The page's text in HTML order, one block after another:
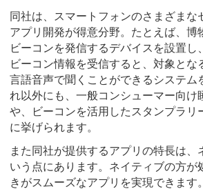
同社は、スマートフォンのさまざまな
アプリ開発が得意分野。たとえば、博
ビーコンを発信するデバイスを設置し
ビーコン情報を受信すると、対象とな
言語音声で聞くことができるシステム
れ以外にも、一般コンシューマー向け
や、ビーコンを活用したスタンプラリ
に挙げられます。
また同社が提供するアプリの特長は、
いう点にあります。ネイティブの方が
きがスムーズなアプリを実現できます